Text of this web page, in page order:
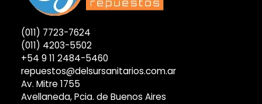
(011) 7723-7624
(011) 4203-5502
+54 9 11 2484-5460
repuestos@delsursanitarios.com.ar
Av. Mitre 1755
Avellaneda, Pcia. de Buenos Aires